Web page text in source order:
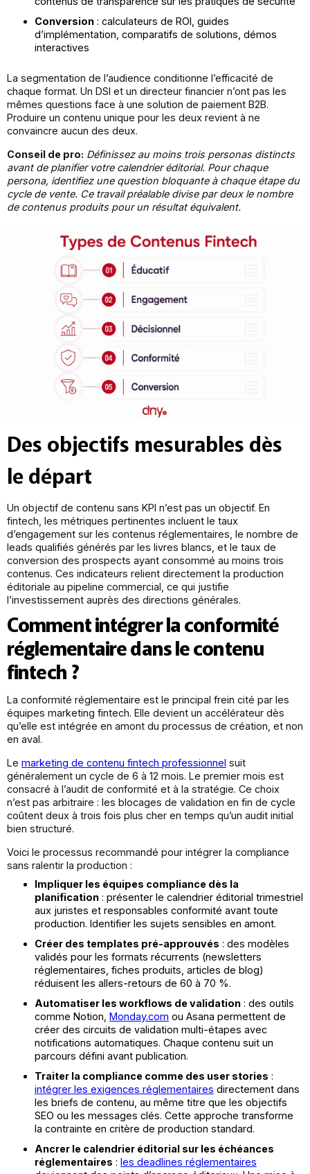
Conversion : calculateurs de ROI, guides
d’implémentation, comparatifs de solutions, démos
interactives
La segmentation de l’audience conditionne l’efficacité de
chaque format. Un DSI et un directeur financier n’ont pas les
mêmes questions face à une solution de paiement B2B.
Produire un contenu unique pour les deux revient à ne
convaincre aucun des deux.
Conseil de pro: Définissez au moins trois personas distincts
avant de planifier votre calendrier éditorial. Pour chaque
persona, identifiez une question bloquante à chaque étape du
cycle de vente. Ce travail préalable divise par deux le nombre
de contenus produits pour un résultat équivalent.
Des objectifs mesurables dès
le départ
Un objectif de contenu sans KPI n’est pas un objectif. En
fintech, les métriques pertinentes incluent le taux
d’engagement sur les contenus réglementaires, le nombre de
leads qualifiés générés par les livres blancs, et le taux de
conversion des prospects ayant consommé au moins trois
contenus. Ces indicateurs relient directement la production
éditoriale au pipeline commercial, ce qui justifie
l’investissement auprès des directions générales.
Comment intégrer la conformité
réglementaire dans le contenu
fintech ?
La conformité réglementaire est le principal frein cité par les
équipes marketing fintech. Elle devient un accélérateur dès
qu’elle est intégrée en amont du processus de création, et non
en aval.
Le marketing de contenu fintech professionnel suit
généralement un cycle de 6 à 12 mois. Le premier mois est
consacré à l’audit de conformité et à la stratégie. Ce choix
n’est pas arbitraire : les blocages de validation en fin de cycle
coûtent deux à trois fois plus cher en temps qu’un audit initial
bien structuré.
Voici le processus recommandé pour intégrer la compliance
sans ralentir la production :
Impliquer les équipes compliance dès la
planification : présenter le calendrier éditorial trimestriel
aux juristes et responsables conformité avant toute
production. Identifier les sujets sensibles en amont.
Créer des templates pré-approuvés : des modèles
validés pour les formats récurrents (newsletters
réglementaires, fiches produits, articles de blog)
réduisent les allers-retours de 60 à 70 %.
Automatiser les workflows de validation : des outils
comme Notion, Monday.com ou Asana permettent de
créer des circuits de validation multi-étapes avec
notifications automatiques. Chaque contenu suit un
parcours défini avant publication.
Traiter la compliance comme des user stories :
intégrer les exigences réglementaires directement dans
les briefs de contenu, au même titre que les objectifs
SEO ou les messages clés. Cette approche transforme
la contrainte en critère de production standard.
Ancrer le calendrier éditorial sur les échéances
réglementaires : les deadlines réglementaires